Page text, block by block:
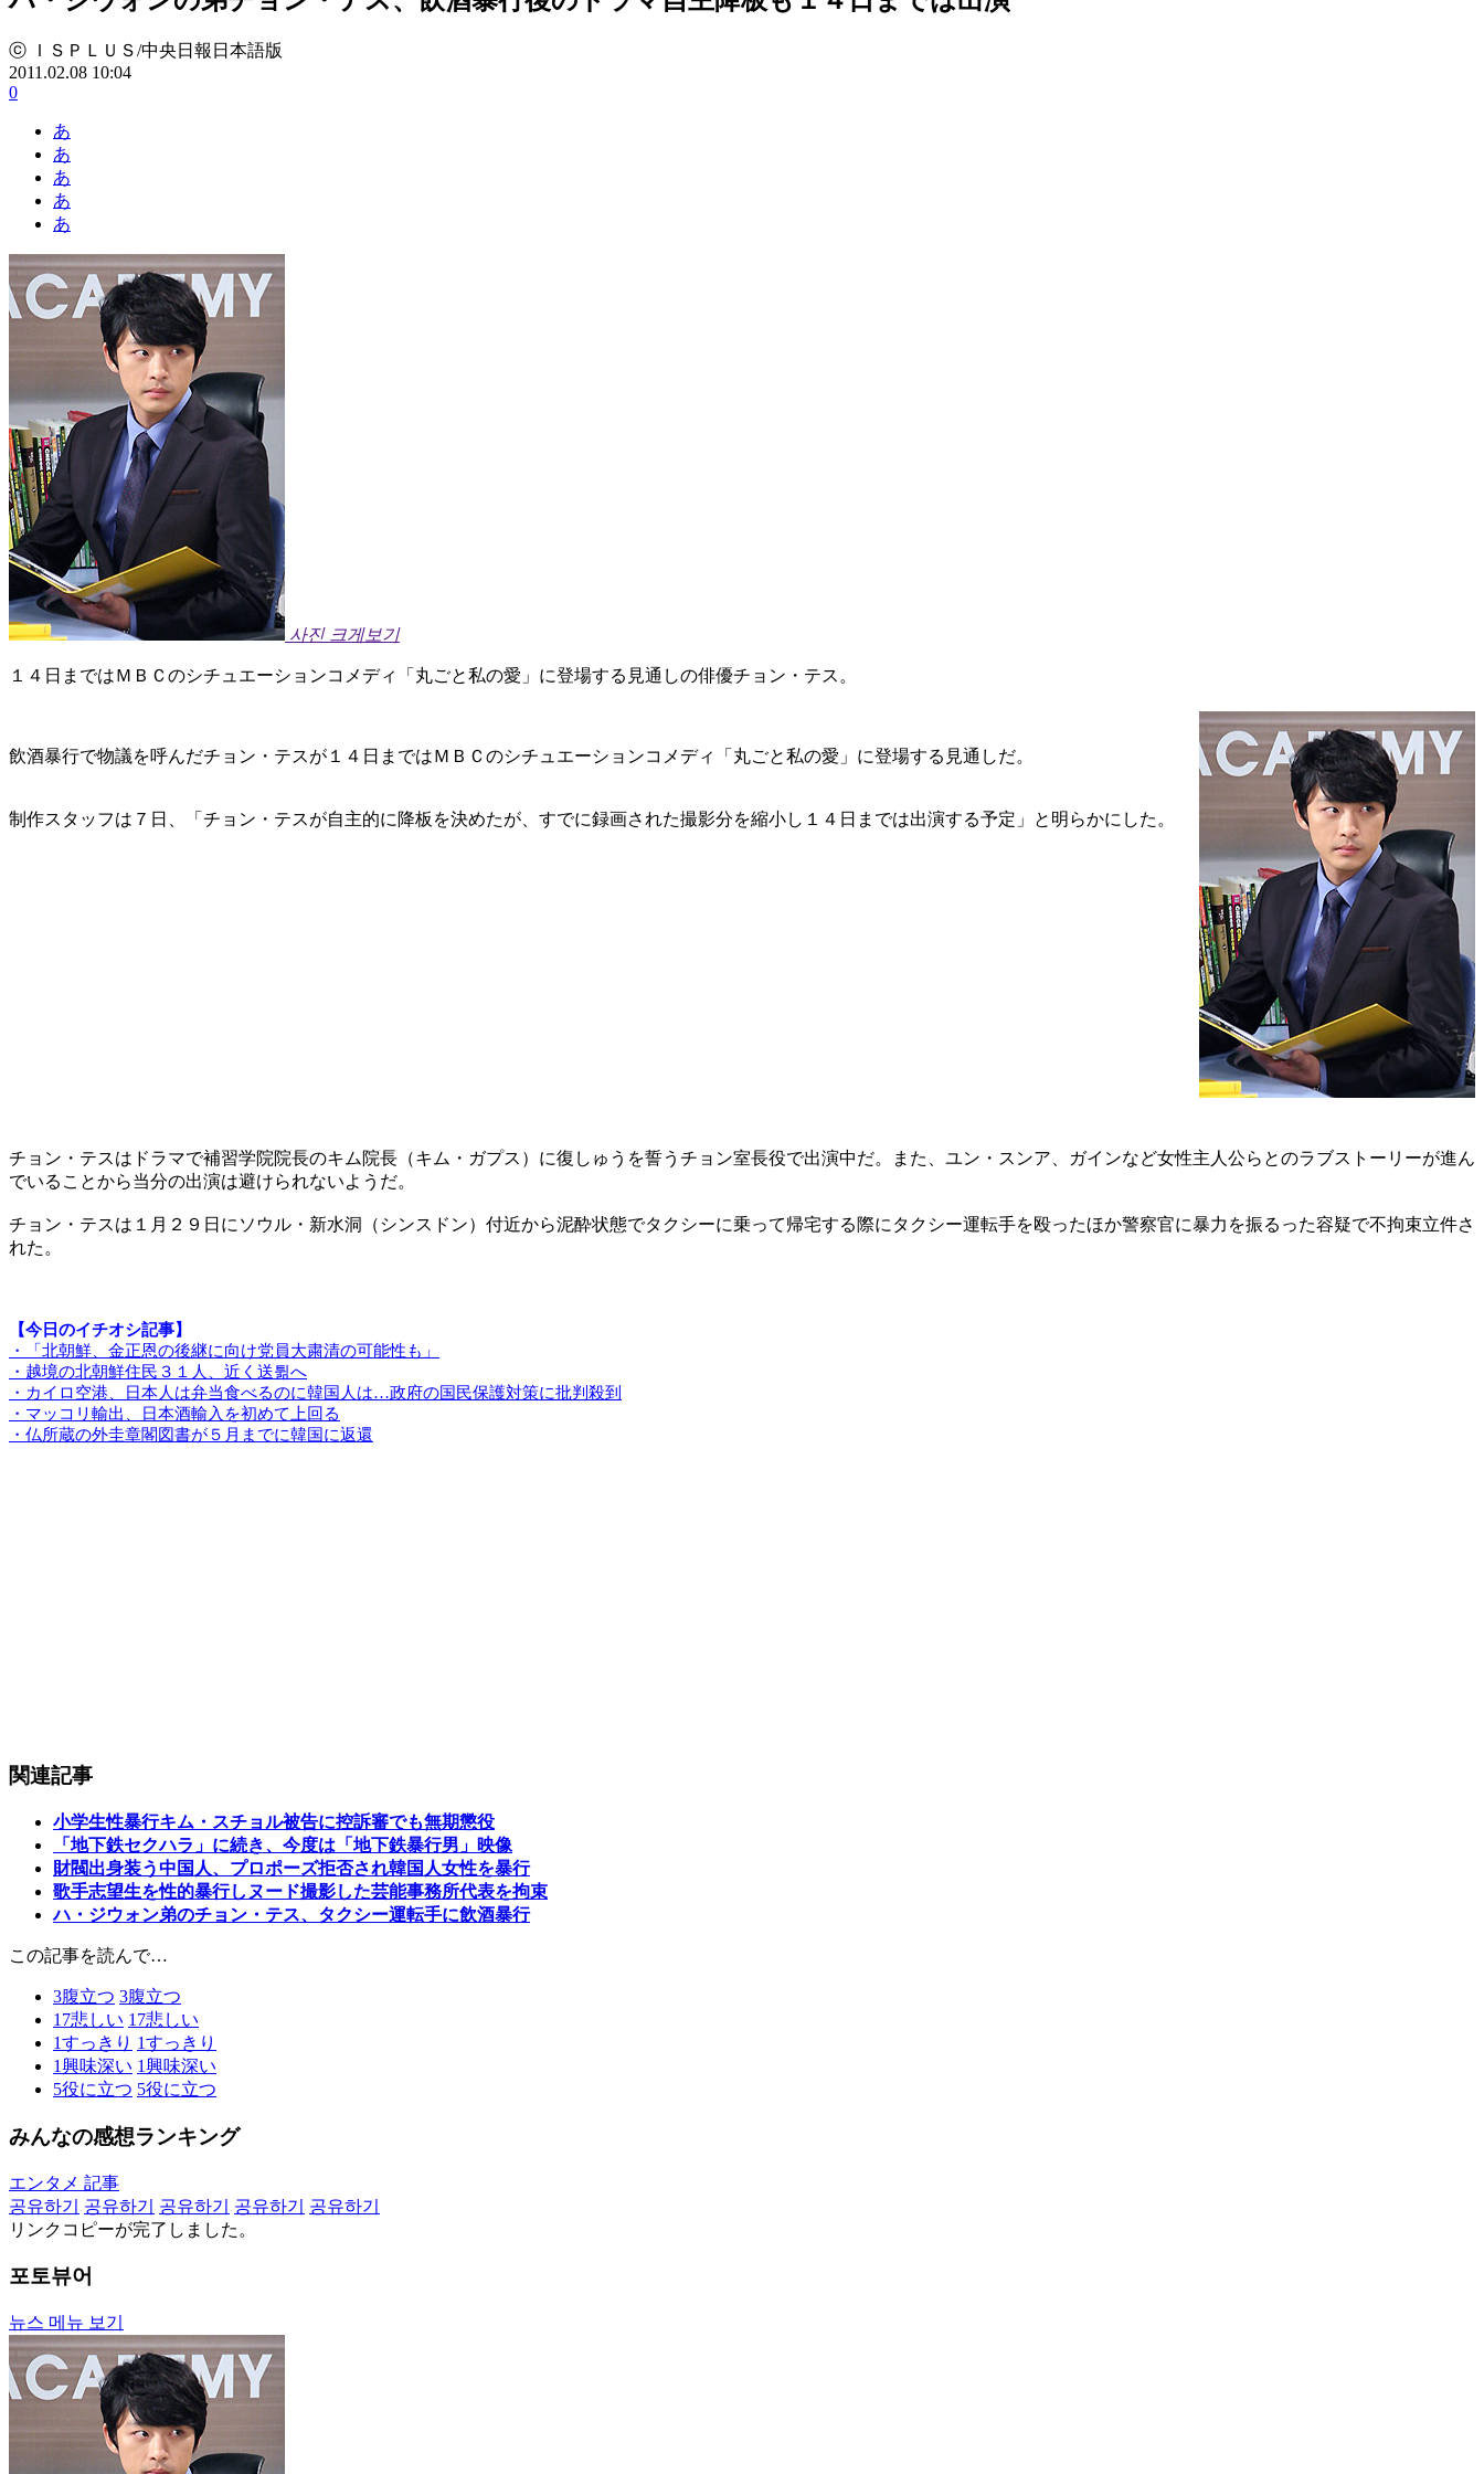
ⓒ ＩＳＰＬＵＳ/中央日報日本語版
2011.02.08 10:04
0
あ
あ
あ
あ
あ
사진 크게보기
１４日まではＭＢＣのシチュエーションコメディ「丸ごと私の愛」に登場する見通しの俳優チョン・テス。
飲酒暴行で物議を呼んだチョン・テスが１４日まではＭＢＣのシチュエーションコメディ「丸ごと私の愛」に登場する見通しだ。
制作スタッフは７日、「チョン・テスが自主的に降板を決めたが、すでに録画された撮影分を縮小し１４日までは出演する予定」と明らかにした。
チョン・テスはドラマで補習学院院長のキム院長（キム・ガプス）に復しゅうを誓うチョン室長役で出演中だ。また、ユン・スンア、ガインなど女性主人公らとのラブストーリーが進ん
でいることから当分の出演は避けられないようだ。
チョン・テスは１月２９日にソウル・新水洞（シンスドン）付近から泥酔状態でタクシーに乗って帰宅する際にタクシー運転手を殴ったほか警察官に暴力を振るった容疑で不拘束立件さ
れた。
【今日のイチオシ記事】
・「北朝鮮、金正恩の後継に向け党員大粛清の可能性も」
・越境の北朝鮮住民３１人、近く送튊へ
・カイロ空港、日本人は弁当食べるのに韓国人は…政府の国民保護対策に批判殺到
・マッコリ輸出、日本酒輸入を初めて上回る
・仏所蔵の外圭章閣図書が５月までに韓国に返還
関連記事
小学生性暴行キム・スチョル被告に控訴審でも無期懲役
「地下鉄セクハラ」に続き、今度は「地下鉄暴行男」映像
財閥出身装う中国人、プロポーズ拒否され韓国人女性を暴行
歌手志望生を性的暴行しヌード撮影した芸能事務所代表を拘束
ハ・ジウォン弟のチョン・テス、タクシー運転手に飲酒暴行
この記事を読んで…
3腹立つ 3腹立つ
17悲しい 17悲しい
1すっきり 1すっきり
1興味深い 1興味深い
5役に立つ 5役に立つ
みんなの感想ランキング
エンタメ 記事
공유하기
공유하기 공유하기 공유하기
공유하기
リンクコピーが完了しました。
포토뷰어
뉴스 메뉴 보기